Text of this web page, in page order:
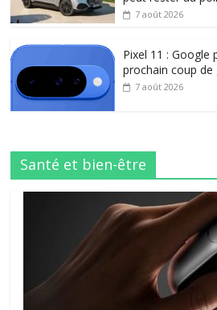
7 août 2026
Pixel 11 : Google
prochain coup
7 août 2026
Santé et bien-être